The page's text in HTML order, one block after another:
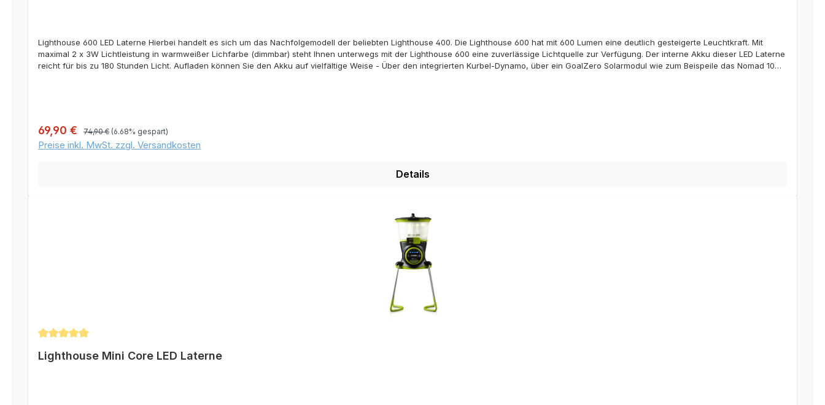
Lighthouse 600 LED Laterne Hierbei handelt es sich um das Nachfolgemodell der beliebten Lighthouse 400. Die Lighthouse 600 hat mit 600 Lumen eine deutlich gesteigerte Leuchtkraft. Mit
maximal 2 x 3W Lichtleistung in warmweißer Lichfarbe (dimmbar) steht Ihnen unterwegs mit der Lighthouse 600 eine zuverlässige Lichtquelle zur Verfügung. Der interne Akku dieser LED Laterne
reicht für bis zu 180 Stunden Licht. Aufladen können Sie den Akku auf vielfältige Weise - Über den integrierten Kurbel-Dynamo, über ein GoalZero Solarmodul wie zum Beispeile das Nomad 10
120 U/min) 1 Minute Kurbeln = 10 Minuten Licht auf niedriger Stufe
Verkaufspreis:
69,90 € Regulärer Preis:
74,90 € (6.68% gespart)
Preise inkl. MwSt. zzgl. Versandkosten
Details
Lighthouse Mini Core LED Laterne